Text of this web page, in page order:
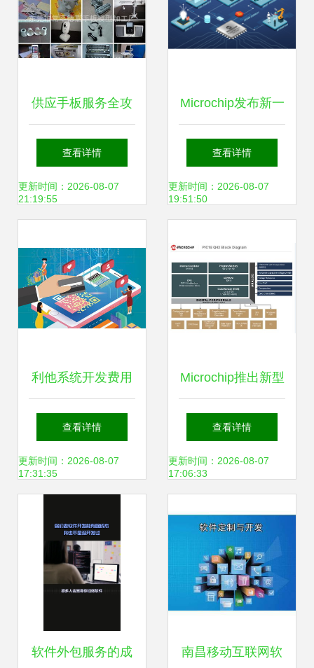
供应手板服务全攻
略 展览、新产品开
发与软件外包一体
查看详情
更新时间：2026-08-07
21:19:55
Microchip发布新一
代开发工具，加速
边缘嵌入式视觉设
查看详情
更新时间：2026-08-07
19:51:50
利他系统开发费用
解析 软件开发成本
构成与影响因素
查看详情
更新时间：2026-08-07
17:31:35
Microchip推出新型
PIC® MCU系列 软
件任务硬件化，加
查看详情
更新时间：2026-08-07
17:06:33
软件外包服务的成 南昌移动互联网软